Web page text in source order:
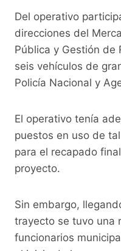
Del operativo
direcciones del
Pública y Gestión de
seis vehículos de
Policía Nacional y
El operativo tenía
puestos en uso de
para el recapado
proyecto.
Sin embargo,
trayecto se tuvo una
funcionarios